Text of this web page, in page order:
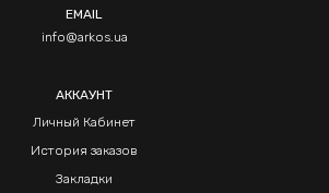
EMAIL
info@arkos.ua
АККАУНТ
Личный Кабинет
История заказов
Закладки